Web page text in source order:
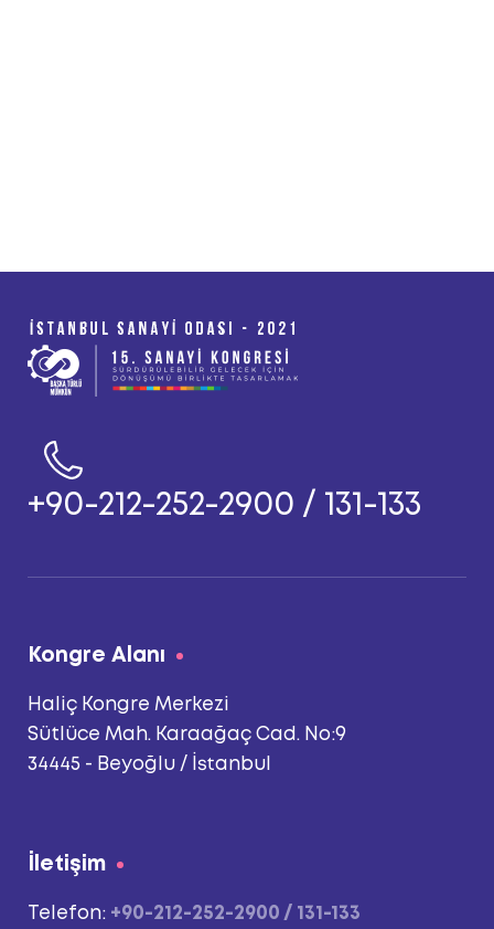
+90-212-252-2900 / 131-133
Kongre Alanı
Haliç Kongre Merkezi
Sütlüce Mah. Karaağaç Cad. No:9
34445 - Beyoğlu / İstanbul
İletişim
Telefon: +90-212-252-2900 / 131-133